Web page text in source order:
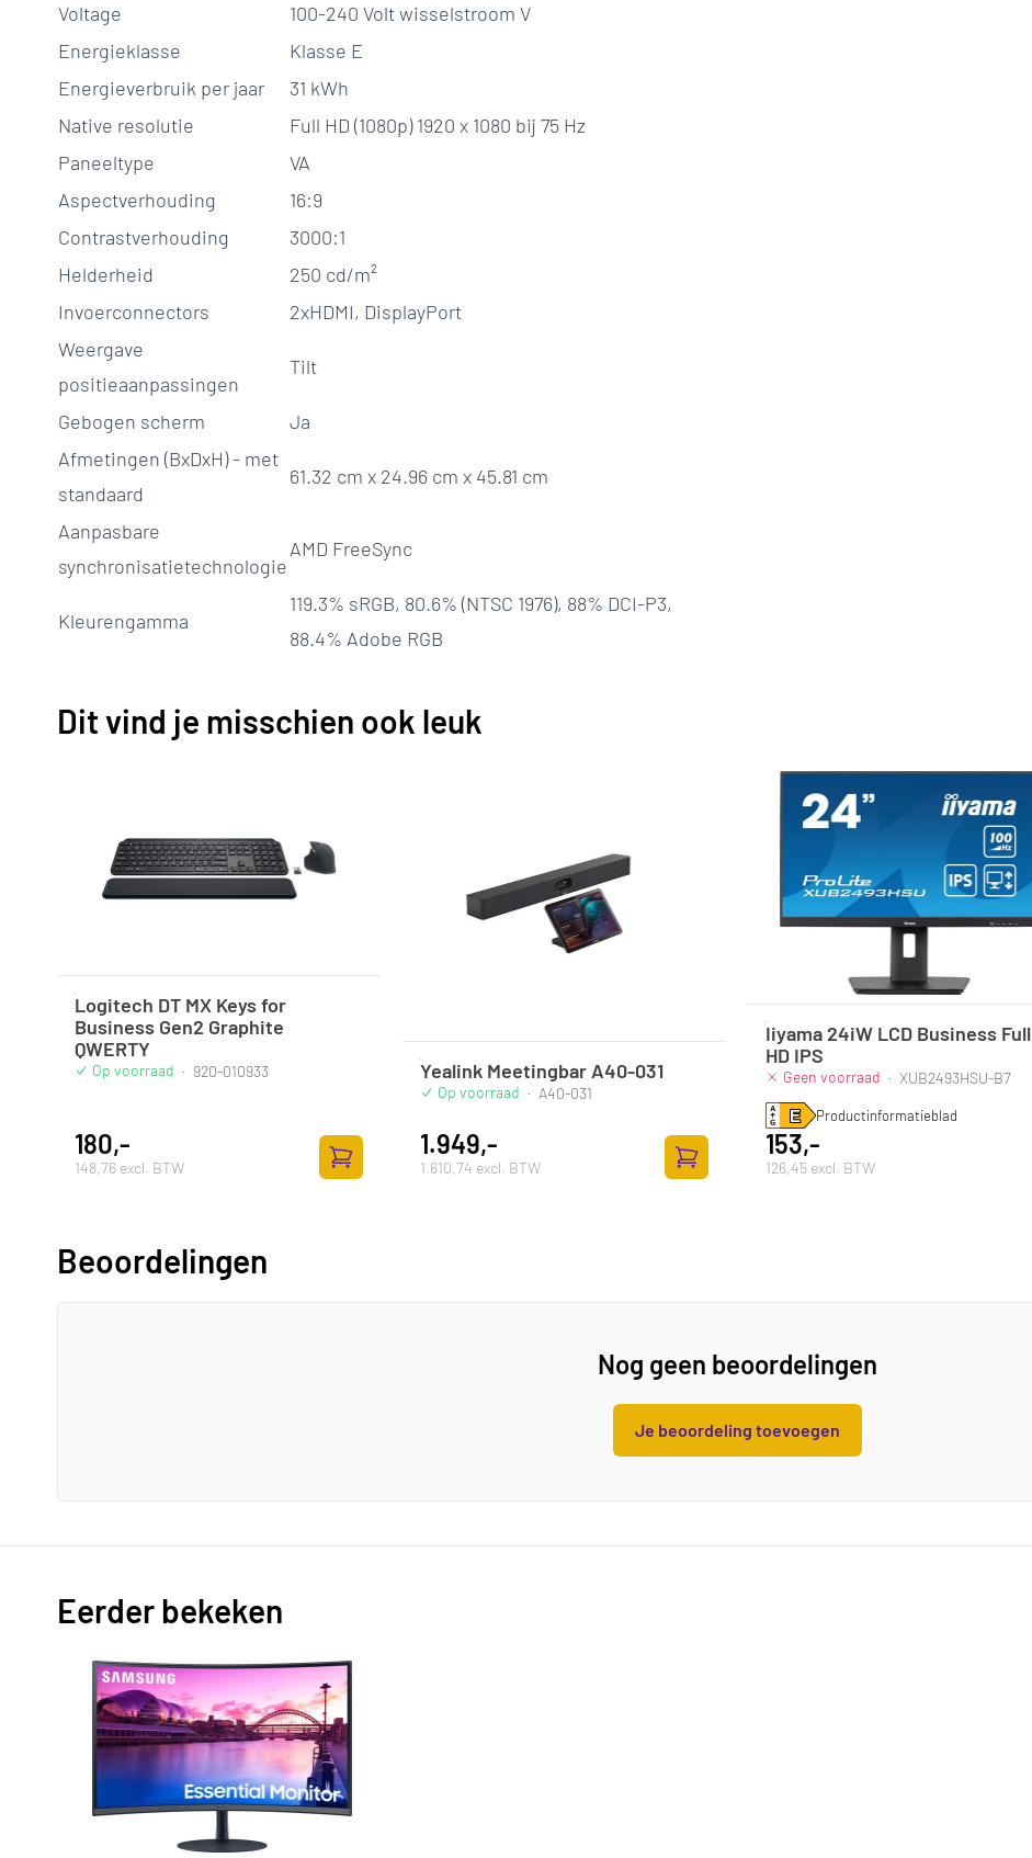
Voltage
100-240 Volt wisselstroom V
Energieklasse
Klasse E
Energieverbruik per jaar
31 kWh
Native resolutie
Full HD (1080p) 1920 x 1080 bij 75 Hz
Paneeltype
VA
Aspectverhouding
16:9
Contrastverhouding
3000:1
Helderheid
250 cd/m²
Invoerconnectors
2xHDMI, DisplayPort
Weergave
positieaanpassingen
Tilt
Gebogen scherm
Ja
Afmetingen (BxDxH) - met
standaard
61.32 cm x 24.96 cm x 45.81 cm
Aanpasbare
synchronisatietechnologie
AMD FreeSync
Kleurengamma
119.3% sRGB, 80.6% (NTSC 1976), 88% DCI-P3,
88.4% Adobe RGB
Dit vind je misschien ook leuk
Logitech DT MX Keys for
Business Gen2 Graphite
QWERTY
Op voorraad · 920-010933
180,-
148,76 excl. BTW
Toevoegen aan winkelwagen
Yealink Meetingbar A40-031
Op voorraad · A40-031
1.949,-
1.610,74 excl. BTW
Toevoegen aan winkelwagen
Iiyama 24iW LCD Business Full
HD IPS
Geen voorraad · XUB2493HSU-B7
Productinformatieblad
153,-
126,45 excl. BTW
Beoordelingen
Nog geen beoordelingen
Je beoordeling toevoegen
Eerder bekeken